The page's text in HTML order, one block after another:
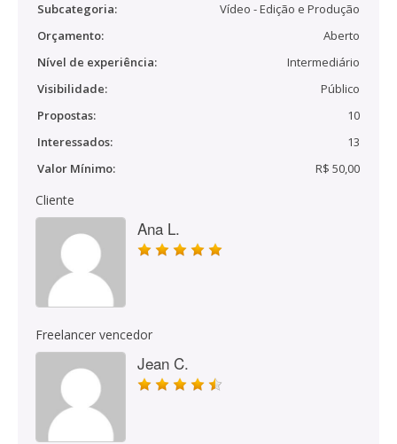
Subcategoria:
Vídeo - Edição e Produção
Orçamento:
Aberto
Nível de experiência:
Intermediário
Visibilidade:
Público
Propostas:
10
Interessados:
13
Valor Mínimo:
R$ 50,00
Cliente
Ana L.
Freelancer vencedor
Jean C.